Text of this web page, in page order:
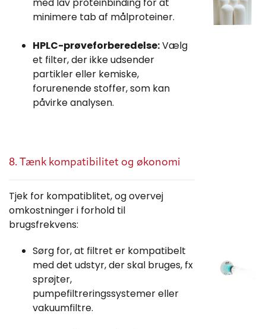
med lav proteinbinding for at
minimere tab af målproteiner.
HPLC-prøveforberedelse:Vælg
et filter, der ikke udsender
partikler eller kemiske,
forurenende stoffer, som kan
påvirke analysen.
8. Tænk kompatibilitet og økonomi
Tjek for kompatiblitet, og overvej
omkostninger i forhold til
brugsfrekvens:
Sørg for, at filtret er kompatibelt
med det udstyr, der skal bruges, fx
sprøjter,
pumpefiltreringssystemer eller
vakuumfiltre.